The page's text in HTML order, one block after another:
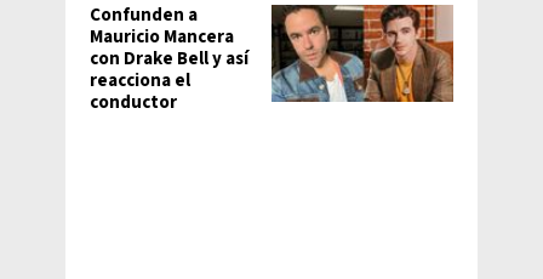
Confunden a
Mauricio Mancera
con Drake Bell y así
reacciona el
conductor